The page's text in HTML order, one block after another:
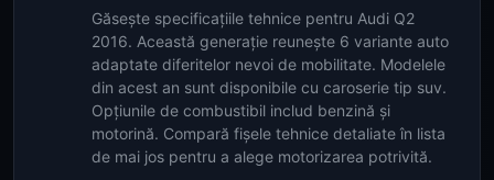
Găsește specificațiile tehnice pentru Audi Q2
2016. Această generație reunește 6 variante auto
adaptate diferitelor nevoi de mobilitate. Modelele
din acest an sunt disponibile cu caroserie tip suv.
Opțiunile de combustibil includ benzină și
motorină. Compară fișele tehnice detaliate în lista
de mai jos pentru a alege motorizarea potrivită.